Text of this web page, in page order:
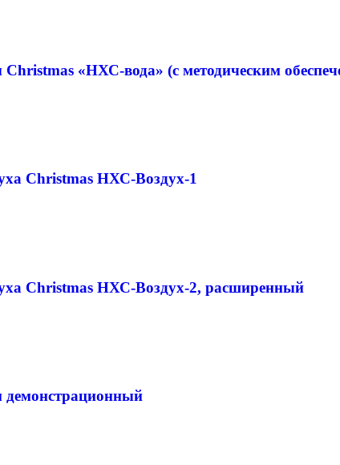
«НХС-вода» (с методическим
Christmas НХС-Воздух-1
Christmas НХС-Воздух-2, расширенный
демонстрационный